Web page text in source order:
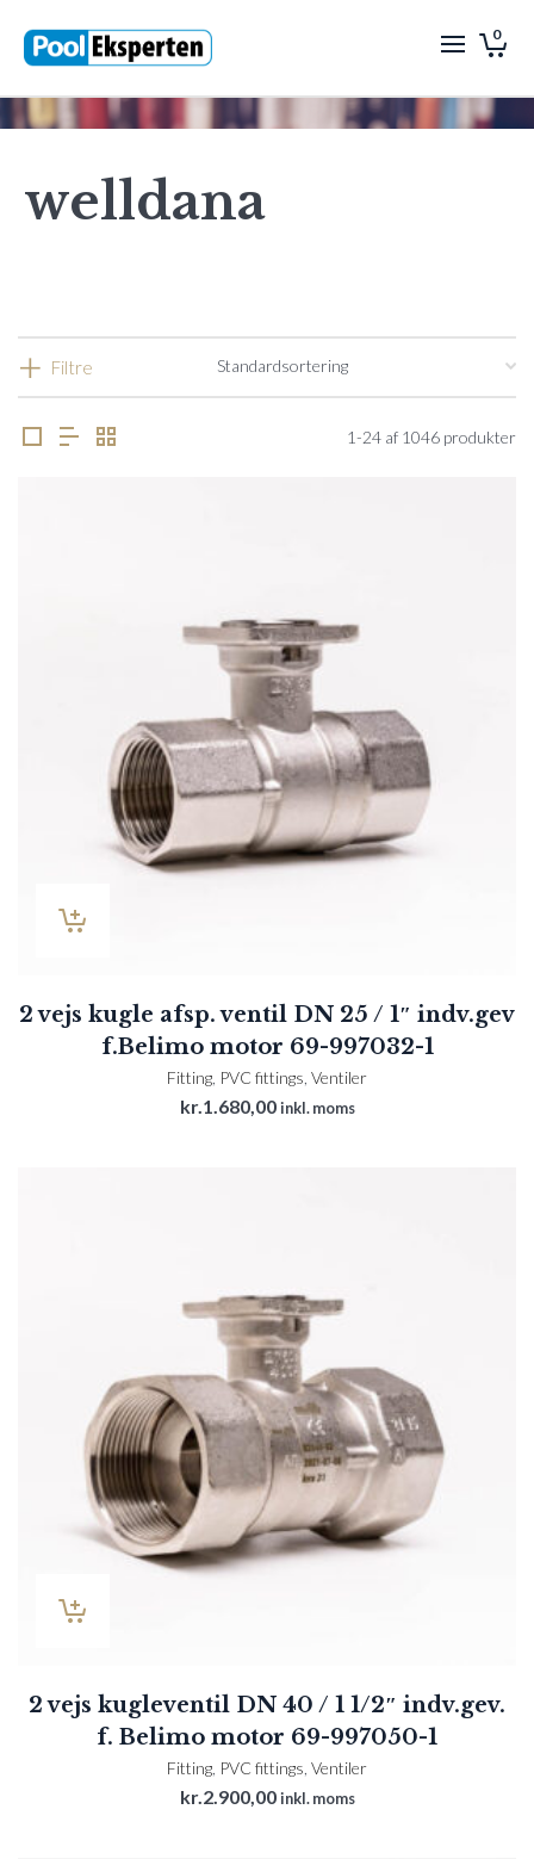
0
welldana
Filtre
1-24 af 1046 produkter
2 vejs kugle afsp. ventil DN 25 / 1″ indv.gev
f.Belimo motor 69-997032-1
Fitting PVC fittings Ventiler
kr.1.680,00 inkl. moms
2 vejs kugleventil DN 40 / 1 1/2″ indv.gev.
f. Belimo motor 69-997050-1
Fitting PVC fittings Ventiler
kr.2.900,00 inkl. moms